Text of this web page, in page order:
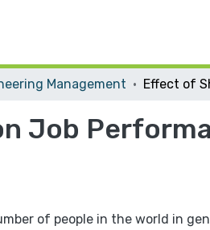
Management
Job
of people in the world in